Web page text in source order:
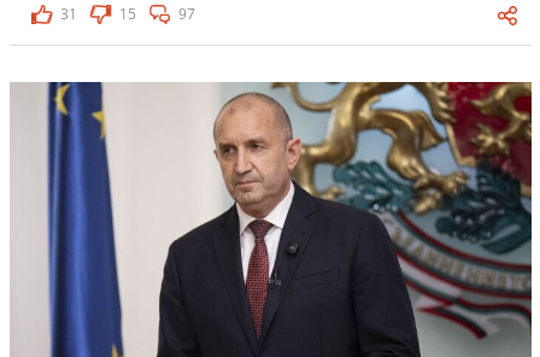
31
15 97